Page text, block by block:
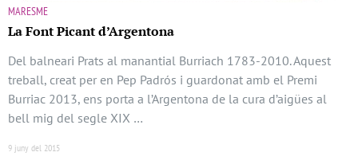
MARESME
La Font Picant d’Argentona
Del balneari Prats al manantial Burriach 1783-2010. Aquest
treball, creat per en Pep Padrós i guardonat amb el Premi
Burriac 2013, ens porta a l’Argentona de la cura d’aigües al
bell mig del segle XIX …
9 juny del 2015